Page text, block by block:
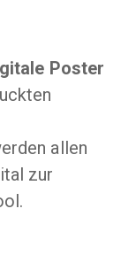
Poster
allen
zur